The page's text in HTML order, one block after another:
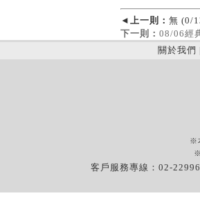
◄ 上一則： 無 (0/
下一則： 08/06經
關於我們
※
客戶服務專線：02-